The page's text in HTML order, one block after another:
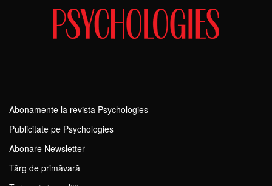
Abonamente la revista Psychologies
Publicitate pe Psychologies
Abonare Newsletter
Tărg de primăvară